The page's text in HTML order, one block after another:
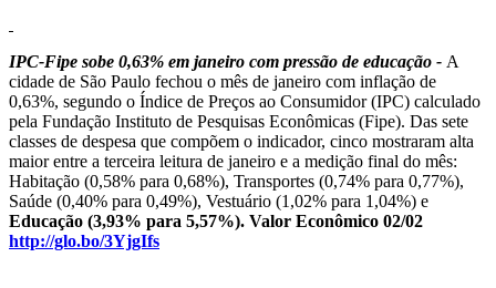
IPC-Fipe sobe 0,63% em janeiro com pressão de educação - A
cidade de São Paulo fechou o mês de janeiro com inflação de
0,63%, segundo o Índice de Preços ao Consumidor (IPC) calculado
pela Fundação Instituto de Pesquisas Econômicas (Fipe). Das sete
classes de despesa que compõem o indicador, cinco mostraram alta
maior entre a terceira leitura de janeiro e a medição final do mês:
Habitação (0,58% para 0,68%), Transportes (0,74% para 0,77%),
Saúde (0,40% para 0,49%), Vestuário (1,02% para 1,04%) e
Educação (3,93% para 5,57%). Valor Econômico 02/02
http://glo.bo/3YjgIfs